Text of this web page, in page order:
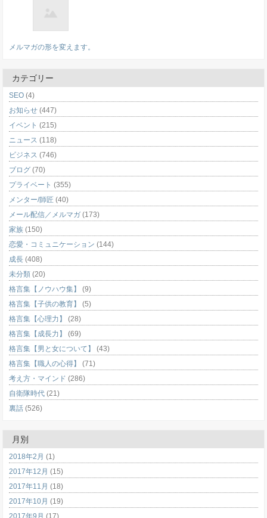
メルマガの形を変えます。
カテゴリー
SEO (4)
お知らせ (447)
イベント (215)
ニュース (118)
ビジネス (746)
ブログ (70)
プライベート (355)
メンター/師匠 (40)
メール配信／メルマガ (173)
家族 (150)
恋愛・コミュニケーション (144)
成長 (408)
未分類 (20)
格言集【ノウハウ集】
(9)
格言集【子供の教育】
(5)
格言集【心理力】
(28)
格言集【成長力】
(69)
格言集【男と女について】
(43)
格言集【職人の心得】
(71)
考え方・マインド (286)
自衛隊時代 (21)
裏話 (526)
月別
2018年2月 (1)
2017年12月 (15)
2017年11月 (18)
2017年10月 (19)